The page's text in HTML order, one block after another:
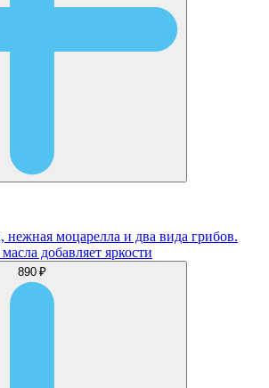
нежная моцарелла и два вида грибов.
добавляет яркости
890 ₽